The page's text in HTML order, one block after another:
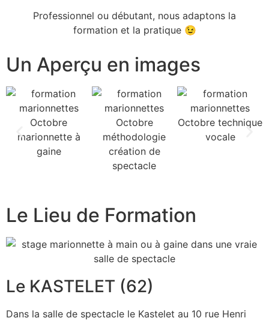
Professionnel ou débutant, nous adaptons la
formation et la pratique 😉
Un Aperçu en images
Le Lieu de Formation
Le KASTELET (62)
Dans la salle de spectacle le Kastelet au 10 rue Henri